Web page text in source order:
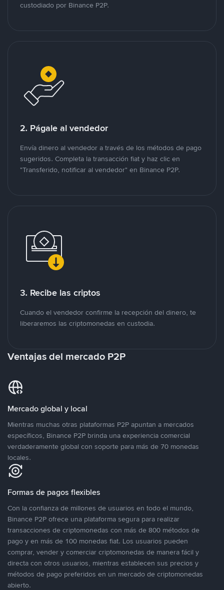
custodiado por Binance P2P.
2. Págale al vendedor
Envía dinero al vendedor a través de los métodos de pago
sugeridos. Completa la transacción fiat y haz clic en
"Transferido, notificar al vendedor" en Binance P2P.
3. Recibe las criptos
Cuando el vendedor confirme la recepción del dinero, te
liberaremos las criptomonedas en custodia.
Ventajas del mercado P2P
Mercado global y local
Mientras muchas otras plataformas P2P apuntan a mercados
específicos, Binance P2P brinda una experiencia comercial
verdaderamente global con soporte para más de 70 monedas
locales.
Formas de pagos flexibles
Con la confianza de millones de usuarios en todo el mundo,
Binance P2P ofrece una plataforma segura para realizar
transacciones de criptomonedas con más de 800 métodos de
pago y en más de 100 monedas fiat. Los usuarios pueden
comprar, vender y comerciar criptomonedas de manera fácil y
directa con otros usuarios, mientras establecen sus precios y
métodos de pago preferidos en un mercado de criptomonedas
abierto.